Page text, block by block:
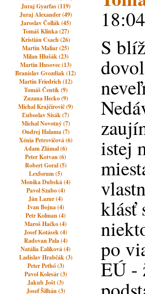
Juraj Gyarfas (119)
Juraj Alexander (49)
Jaroslav Čollák (45)
Tomáš Klinka (27)
Kristián Csach (26)
Martin Maliar (25)
Milan Hlušák (23)
Martin Husovec (13)
Branislav Gvozdiak (12)
Martin Friedrich (12)
Tomáš Čentík (9)
Zuzana Hecko (9)
Michal Krajčírovič (9)
Ľuboslav Sisák (7)
Michal Novotný (7)
Ondrej Halama (7)
Xénia Petrovičová (6)
Adam Zlámal (6)
Peter Kotvan (6)
Robert Goral (5)
Lexforum (5)
Monika Dubská (4)
Pavol Szabo (4)
Ján Lazur (4)
Ivan Bojna (4)
Petr Kolman (4)
Maroš Hačko (4)
Josef Kotásek (4)
Radovan Pala (4)
Natália Ľalíková (4)
Ladislav Hrabčák (3)
Peter Pethő (3)
Pavol Kolesár (3)
Jakub Jošt (3)
Josef Šilhán (3)
18:04
S
istej
klásť
po
EÚ -